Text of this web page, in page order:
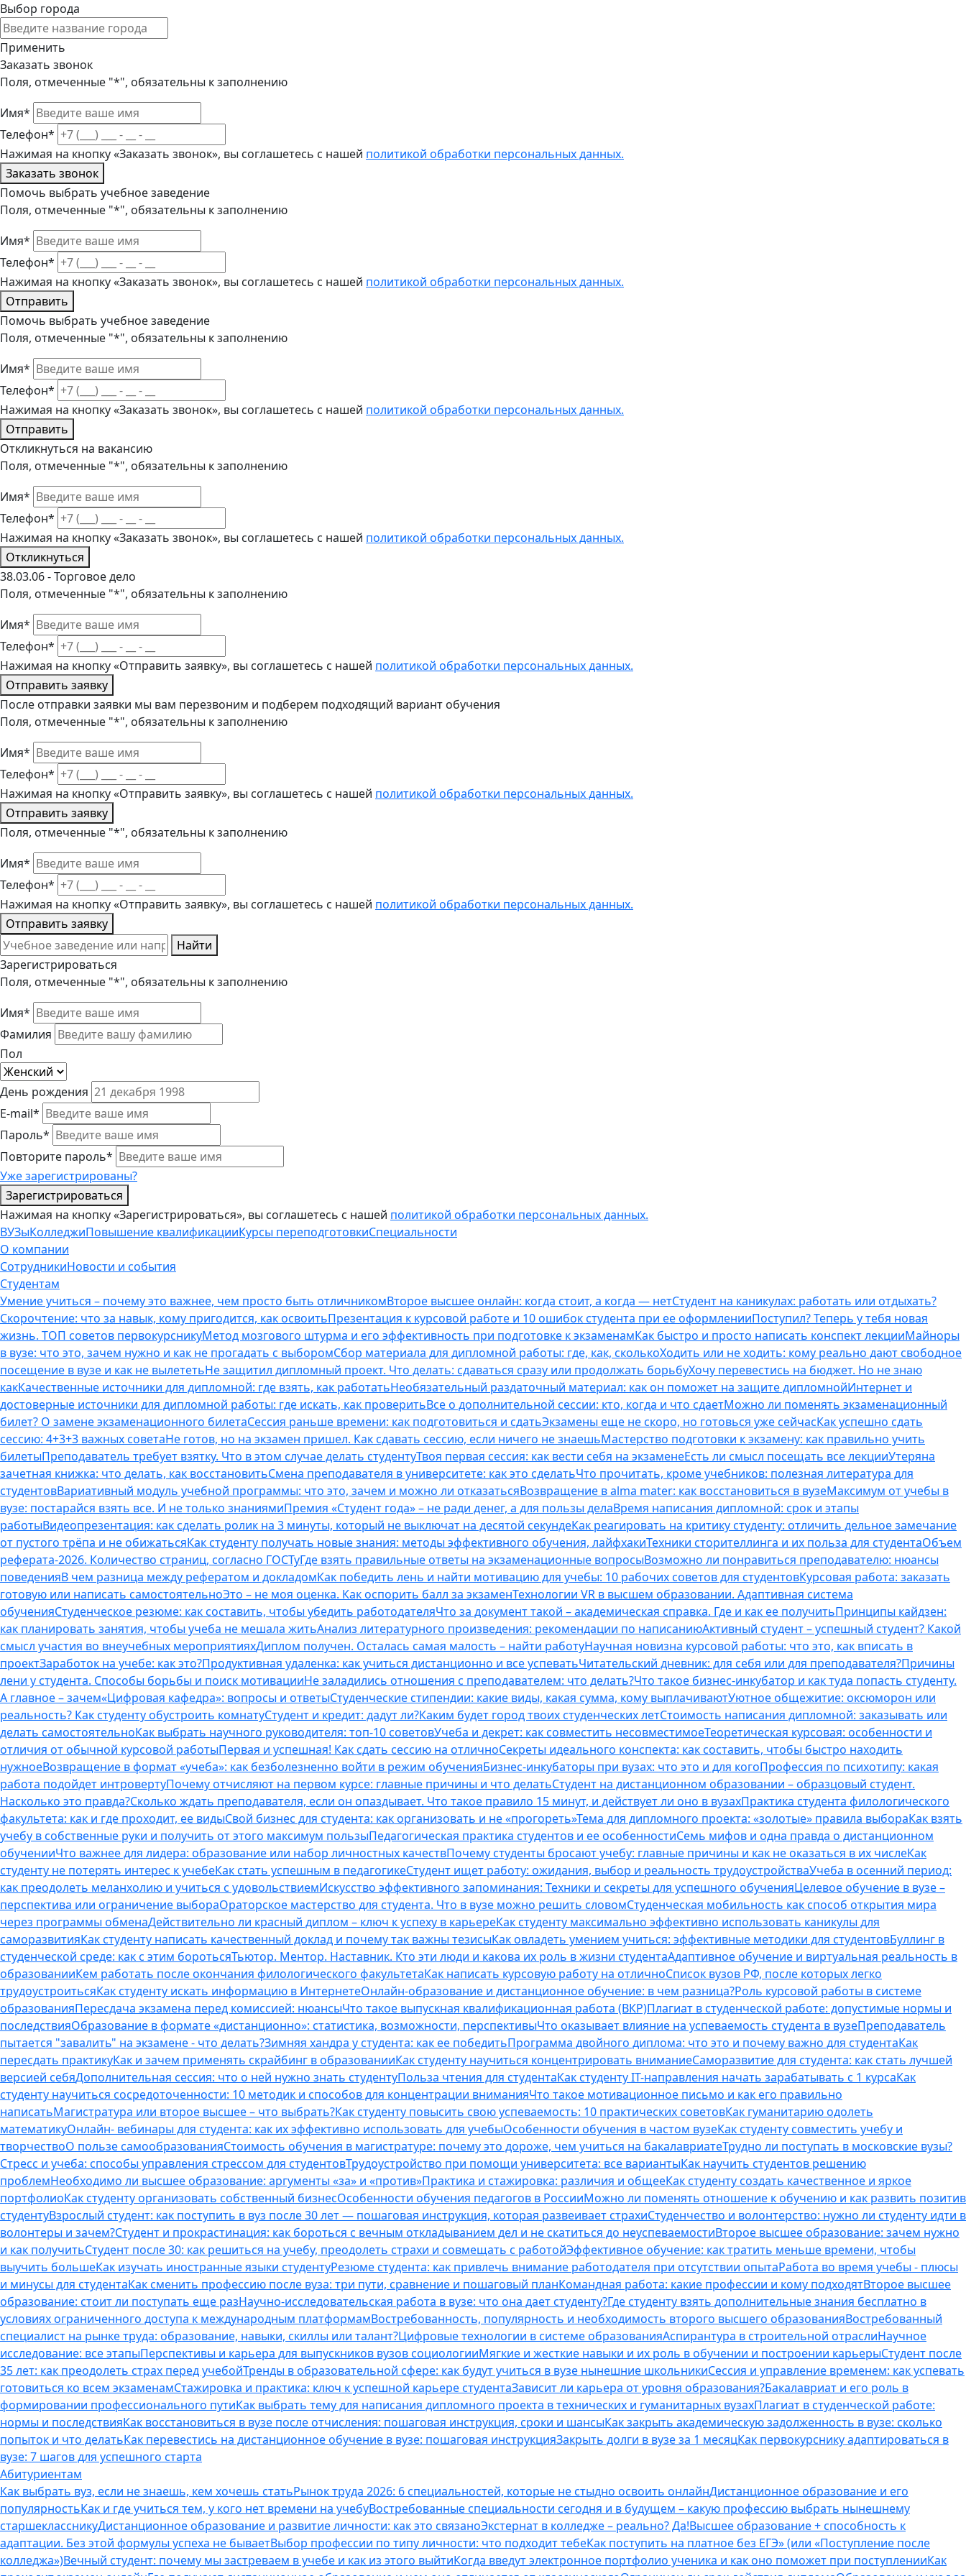
Выбор города
Применить
Заказать звонок
Поля, отмеченные "*", обязательны к заполнению
Имя*
Телефон*
Нажимая на кнопку «Заказать звонок», вы соглашетесь с нашей политикой обработки персональных данных.
Заказать звонок
Помочь выбрать учебное заведение
Поля, отмеченные "*", обязательны к заполнению
Имя*
Телефон*
Нажимая на кнопку «Заказать звонок», вы соглашетесь с нашей политикой обработки персональных данных.
Отправить
Помочь выбрать учебное заведение
Поля, отмеченные "*", обязательны к заполнению
Имя*
Телефон*
Нажимая на кнопку «Заказать звонок», вы соглашетесь с нашей политикой обработки персональных данных.
Отправить
Откликнуться на вакансию
Поля, отмеченные "*", обязательны к заполнению
Имя*
Телефон*
Нажимая на кнопку «Заказать звонок», вы соглашетесь с нашей политикой обработки персональных данных.
Откликнуться
38.03.06 - Торговое дело
Поля, отмеченные "*", обязательны к заполнению
Имя*
Телефон*
Нажимая на кнопку «Отправить заявку», вы соглашетесь с нашей политикой обработки персональных данных.
Отправить заявку
После отправки заявки мы вам перезвоним и подберем подходящий вариант обучения
Поля, отмеченные "*", обязательны к заполнению
Имя*
Телефон*
Нажимая на кнопку «Отправить заявку», вы соглашетесь с нашей политикой обработки персональных данных.
Отправить заявку
Поля, отмеченные "*", обязательны к заполнению
Имя*
Телефон*
Нажимая на кнопку «Отправить заявку», вы соглашетесь с нашей политикой обработки персональных данных.
Отправить заявку
Найти
Зарегистрироваться
Поля, отмеченные "*", обязательны к заполнению
Имя*
Фамилия
Пол
День рождения
E-mail*
Пароль*
Повторите пароль*
Уже зарегистрированы?
Зарегистрироваться
Нажимая на кнопку «Зарегистрироваться», вы соглашетесь с нашей политикой обработки персональных данных.
ВУЗыКолледжиПовышение квалификацииКурсы переподготовкиСпециальности
О компании
СотрудникиНовости и события
Студентам
Умение учиться – почему это важнее, чем просто быть отличникомВторое высшее онлайн: когда стоит, а когда — нетСтудент на каникулах: работать или отдыхать?
Скорочтение: что за навык, кому пригодится, как освоитьПрезентация к курсовой работе и 10 ошибок студента при ее оформленииПоступил? Теперь у тебя новая
жизнь. ТОП советов первокурсникуМетод мозгового штурма и его эффективность при подготовке к экзаменамКак быстро и просто написать конспект лекцииМайноры
в вузе: что это, зачем нужно и как не прогадать с выборомСбор материала для дипломной работы: где, как, сколькоХодить или не ходить: кому реально дают свободное
посещение в вузе и как не вылететьНе защитил дипломный проект. Что делать: сдаваться сразу или продолжать борьбуХочу перевестись на бюджет. Но не знаю
какКачественные источники для дипломной: где взять, как работатьНеобязательный раздаточный материал: как он поможет на защите дипломнойИнтернет и
достоверные источники для дипломной работы: где искать, как проверитьВсе о дополнительной сессии: кто, когда и что сдаетМожно ли поменять экзаменационный
билет? О замене экзаменационного билетаСессия раньше времени: как подготовиться и сдатьЭкзамены еще не скоро, но готовься уже сейчасКак успешно сдать
сессию: 4+3+3 важных советаНе готов, но на экзамен пришел. Как сдавать сессию, если ничего не знаешьМастерство подготовки к экзамену: как правильно учить
билетыПреподаватель требует взятку. Что в этом случае делать студентуТвоя первая сессия: как вести себя на экзаменеЕсть ли смысл посещать все лекцииУтеряна
зачетная книжка: что делать, как восстановитьСмена преподавателя в университете: как это сделатьЧто прочитать, кроме учебников: полезная литература для
студентовВариативный модуль учебной программы: что это, зачем и можно ли отказатьсяВозвращение в alma mater: как восстановиться в вузеМаксимум от учебы в
вузе: постарайся взять все. И не только знаниямиПремия «Студент года» – не ради денег, а для пользы делаВремя написания дипломной: срок и этапы
работыВидеопрезентация: как сделать ролик на 3 минуты, который не выключат на десятой секундеКак реагировать на критику студенту: отличить дельное замечание
от пустого трёпа и не обижатьсяКак студенту получать новые знания: методы эффективного обучения, лайфхакиТехники сторителлинга и их польза для студентаОбъем
реферата-2026. Количество страниц, согласно ГОСТуГде взять правильные ответы на экзаменационные вопросыВозможно ли понравиться преподавателю: нюансы
поведенияВ чем разница между рефератом и докладомКак победить лень и найти мотивацию для учебы: 10 рабочих советов для студентовКурсовая работа: заказать
готовую или написать самостоятельноЭто – не моя оценка. Как оспорить балл за экзаменТехнологии VR в высшем образовании. Адаптивная система
обученияСтуденческое резюме: как составить, чтобы убедить работодателяЧто за документ такой – академическая справка. Где и как ее получитьПринципы кайдзен:
как планировать занятия, чтобы учеба не мешала житьАнализ литературного произведения: рекомендации по написаниюАктивный студент – успешный студент? Какой
смысл участия во внеучебных мероприятияхДиплом получен. Осталась самая малость – найти работуНаучная новизна курсовой работы: что это, как вписать в
проектЗаработок на учебе: как это?Продуктивная удаленка: как учиться дистанционно и все успеватьЧитательский дневник: для себя или для преподавателя?Причины
лени у студента. Способы борьбы и поиск мотивацииНе заладились отношения с преподавателем: что делать?Что такое бизнес-инкубатор и как туда попасть студенту.
А главное – зачем«Цифровая кафедра»: вопросы и ответыСтуденческие стипендии: какие виды, какая сумма, кому выплачиваютУютное общежитие: оксюморон или
реальность? Как студенту обустроить комнатуСтудент и кредит: дадут ли?Каким будет город твоих студенческих летСтоимость написания дипломной: заказывать или
делать самостоятельноКак выбрать научного руководителя: топ-10 советовУчеба и декрет: как совместить несовместимоеТеоретическая курсовая: особенности и
отличия от обычной курсовой работыПервая и успешная! Как сдать сессию на отличноСекреты идеального конспекта: как составить, чтобы быстро находить
нужноеВозвращение в формат «учеба»: как безболезненно войти в режим обученияБизнес-инкубаторы при вузах: что это и для когоПрофессия по психотипу: какая
работа подойдет интровертуПочему отчисляют на первом курсе: главные причины и что делатьСтудент на дистанционном образовании – образцовый студент.
Насколько это правда?Сколько ждать преподавателя, если он опаздывает. Что такое правило 15 минут, и действует ли оно в вузахПрактика студента филологического
факультета: как и где проходит, ее видыСвой бизнес для студента: как организовать и не «прогореть»Тема для дипломного проекта: «золотые» правила выбораКак взять
учебу в собственные руки и получить от этого максимум пользыПедагогическая практика студентов и ее особенностиСемь мифов и одна правда о дистанционном
обученииЧто важнее для лидера: образование или набор личностных качествПочему студенты бросают учебу: главные причины и как не оказаться в их числеКак
студенту не потерять интерес к учебеКак стать успешным в педагогикеСтудент ищет работу: ожидания, выбор и реальность трудоустройстваУчеба в осенний период:
как преодолеть меланхолию и учиться с удовольствиемИскусство эффективного запоминания: Техники и секреты для успешного обученияЦелевое обучение в вузе –
перспектива или ограничение выбораОраторское мастерство для студента. Что в вузе можно решить словомСтуденческая мобильность как способ открытия мира
через программы обменаДействительно ли красный диплом – ключ к успеху в карьереКак студенту максимально эффективно использовать каникулы для
саморазвитияКак студенту написать качественный доклад и почему так важны тезисыКак овладеть умением учиться: эффективные методики для студентовБуллинг в
студенческой среде: как с этим боротьсяТьютор. Ментор. Наставник. Кто эти люди и какова их роль в жизни студентаАдаптивное обучение и виртуальная реальность в
образованииКем работать после окончания филологического факультетаКак написать курсовую работу на отличноСписок вузов РФ, после которых легко
трудоустроитьсяКак студенту искать информацию в ИнтернетеОнлайн-образование и дистанционное обучение: в чем разница?Роль курсовой работы в системе
образованияПересдача экзамена перед комиссией: нюансыЧто такое выпускная квалификационная работа (ВКР)Плагиат в студенческой работе: допустимые нормы и
последствияОбразование в формате «дистанционно»: статистика, возможности, перспективыЧто оказывает влияние на успеваемость студента в вузеПреподаватель
пытается "завалить" на экзамене - что делать?Зимняя хандра у студента: как ее победитьПрограмма двойного диплома: что это и почему важно для студентаКак
пересдать практикуКак и зачем применять скрайбинг в образованииКак студенту научиться концентрировать вниманиеСаморазвитие для студента: как стать лучшей
версией себяДополнительная сессия: что о ней нужно знать студентуПольза чтения для студентаКак студенту IT-направления начать зарабатывать с 1 курсаКак
студенту научиться сосредоточенности: 10 методик и способов для концентрации вниманияЧто такое мотивационное письмо и как его правильно
написатьМагистратура или второе высшее – что выбрать?Как студенту повысить свою успеваемость: 10 практических советовКак гуманитарию одолеть
математикуОнлайн- вебинары для студента: как их эффективно использовать для учебыОсобенности обучения в частом вузеКак студенту совместить учебу и
творчествоО пользе самообразованияСтоимость обучения в магистратуре: почему это дороже, чем учиться на бакалавриатеТрудно ли поступать в московские вузы?
Стресс и учеба: способы управления стрессом для студентовТрудоустройство при помощи университета: все вариантыКак научить студентов решению
проблемНеобходимо ли высшее образование: аргументы «за» и «против»Практика и стажировка: различия и общееКак студенту создать качественное и яркое
портфолиоКак студенту организовать собственный бизнесОсобенности обучения педагогов в РоссииМожно ли поменять отношение к обучению и как развить позитив
студентуВзрослый студент: как поступить в вуз после 30 лет — пошаговая инструкция, которая развеивает страхиСтуденчество и волонтерство: нужно ли cтуденту идти в
волонтеры и зачем?Студент и прокрастинация: как бороться с вечным откладыванием дел и не скатиться до неуспеваемостиВторое высшее образование: зачем нужно
и как получитьСтудент после 30: как решиться на учебу, преодолеть страхи и совмещать с работойЭффективное обучение: как тратить меньше времени, чтобы
выучить большеКак изучать иностранные языки студентуРезюме студента: как привлечь внимание работодателя при отсутствии опытаРабота во время учебы - плюсы
и минусы для студентаКак сменить профессию после вуза: три пути, сравнение и пошаговый планКомандная работа: какие профессии и кому подходятВторое высшее
образование: стоит ли поступать еще разНаучно-исследовательская работа в вузе: что она дает студенту?Где студенту взять дополнительные знания бесплатно в
условиях ограниченного доступа к международным платформамВостребованность, популярность и необходимость второго высшего образованияВостребованный
специалист на рынке труда: образование, навыки, скиллы или талант?Цифровые технологии в системе образованияАспирантура в строительной отраслиНаучное
исследование: все этапыПерспективы и карьера для выпускников вузов социологииМягкие и жесткие навыки и их роль в обучении и построении карьерыСтудент после
35 лет: как преодолеть страх перед учебойТренды в образовательной сфере: как будут учиться в вузе нынешние школьникиСессия и управление временем: как успевать
готовиться ко всем экзаменамСтажировка и практика: ключ к успешной карьере студентаЗависит ли карьера от уровня образования?Бакалавриат и его роль в
формировании профессионального путиКак выбрать тему для написания дипломного проекта в технических и гуманитарных вузахПлагиат в студенческой работе:
нормы и последствияКак восстановиться в вузе после отчисления: пошаговая инструкция, сроки и шансыКак закрыть академическую задолженность в вузе: сколько
попыток и что делатьКак перевестись на дистанционное обучение в вузе: пошаговая инструкцияЗакрыть долги в вузе за 1 месяцКак первокурснику адаптироваться в
вузе: 7 шагов для успешного старта
Абитуриентам
Как выбрать вуз, если не знаешь, кем хочешь статьРынок труда 2026: 6 специальностей, которые не стыдно освоить онлайнДистанционное образование и его
популярностьКак и где учиться тем, у кого нет времени на учебуВостребованные специальности сегодня и в будущем – какую профессию выбрать нынешнему
старшеклассникуДистанционное образование и развитие личности: как это связаноЭкстернат в колледже – реально? Да!Высшее образование + способность к
адаптации. Без этой формулы успеха не бываетВыбор профессии по типу личности: что подходит тебеКак поступить на платное без ЕГЭ» (или «Поступление после
колледжа»)Вечный студент: почему мы застреваем в учебе и как из этого выйтиКогда введут электронное портфолио ученика и как оно поможет при поступленииКак